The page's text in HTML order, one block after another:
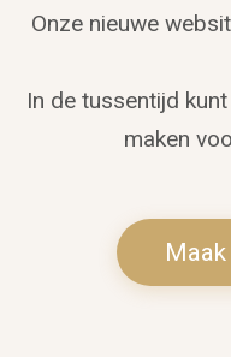
Onze nieuwe
In de tussentijd
maken